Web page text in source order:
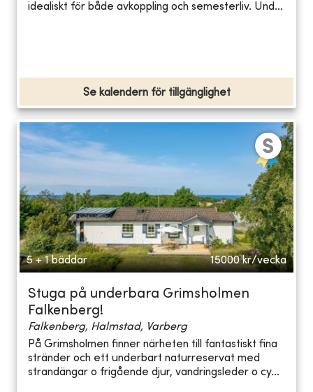
idealiskt för både avkoppling och semesterliv. Und...
Se kalendern för tillgänglighet
5 + 1 bäddar 15000 kr/vecka
Stuga på underbara Grimsholmen
Falkenberg!
Falkenberg, Halmstad, Varberg
På Grimsholmen finner närheten till fantastiskt fina
stränder och ett underbart naturreservat med
strandängar o frigående djur, vandringsleder o cy...